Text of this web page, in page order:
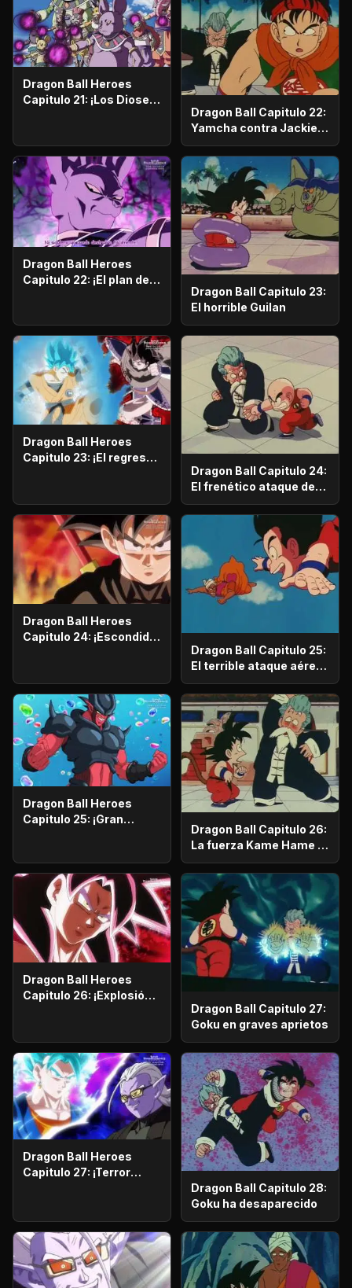
Dragon Ball Heroes
Capitulo 21: ¡Los Dioses
una Nueva Batalla
Dragon Ball Capitulo 22:
Yamcha contra Jackie
Chun!
Dragon Ball Heroes
Capitulo 22: ¡El plan de
Dragon Ball Capitulo 23:
El horrible Guilan
Dragon Ball Heroes
Capitulo 23: ¡El regreso
Bojack!
Dragon Ball Capitulo 24:
El frenético ataque de
Krilin
Dragon Ball Heroes
Capitulo 24: ¡Escondido
W!
Dragon Ball Capitulo 25:
El terrible ataque aéreo
de Nam
Dragon Ball Heroes
Capitulo 25: ¡Gran
Janemba!
Dragon Ball Capitulo 26:
La fuerza Kame Hame al
ataque
Dragon Ball Heroes
Capitulo 26: ¡Explosión
Saiyajin 4, Rompedor de
Límites!
Dragon Ball Capitulo 27:
Goku en graves aprietos
Dragon Ball Heroes
Capitulo 27: ¡Terror
maligna!
Dragon Ball Capitulo 28:
Goku ha desaparecido